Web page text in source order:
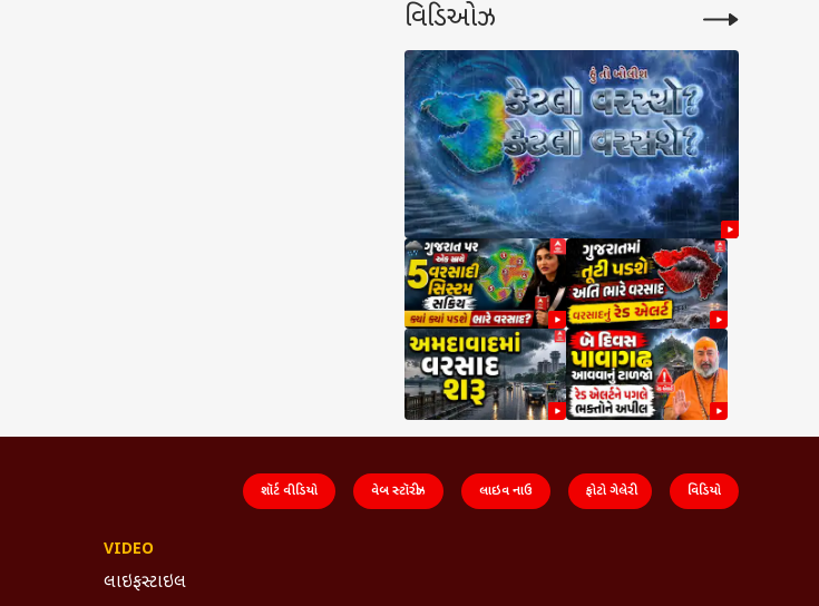
વિડિઓઝ
શૉર્ટ વીડિયો વેબ સ્ટૉરીઝ લાઇવ નાઉ ફોટો ગેલેરી વિડિયો
VIDEO
લાઇફસ્ટાઇલ